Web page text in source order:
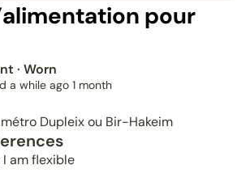
pour
· Worn
a while ago 1 month
Dupleix ou Bir-Hakeim
am flexible